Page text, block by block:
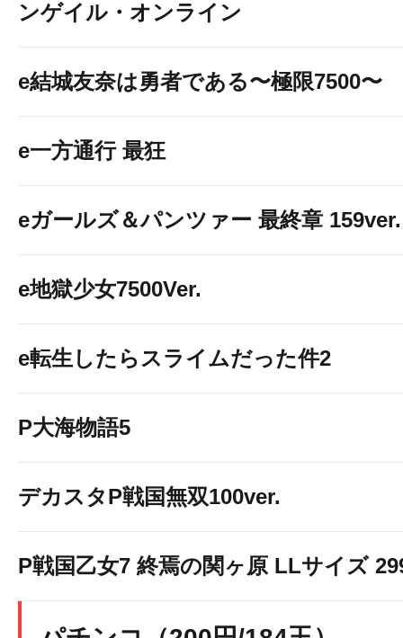
ンゲイル・オンライン
e結城友奈は勇者である〜極限7500〜
e一方通行 最狂
eガールズ＆パンツァー 最終章 159ver.
e地獄少女7500Ver.
e転生したらスライムだった件2
P大海物語5
デカスタP戦国無双100ver.
P戦国乙女7 終焉の関ヶ原 LLサイズ